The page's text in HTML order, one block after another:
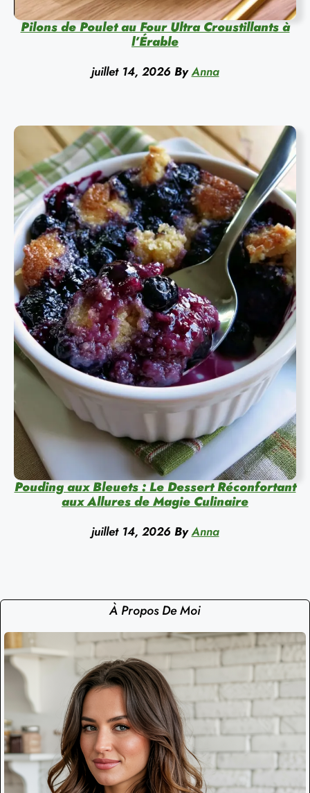
Pilons de Poulet au Four Ultra Croustillants à
l’Érable
juillet 14, 2026 By Anna
Pouding aux Bleuets : Le Dessert Réconfortant
aux Allures de Magie Culinaire
juillet 14, 2026 By Anna
À Propos De Moi